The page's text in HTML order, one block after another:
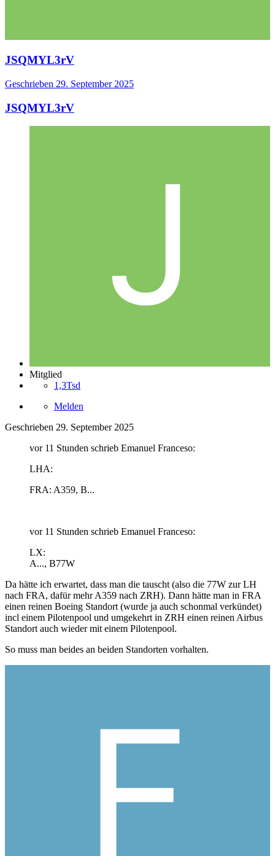
JSQMYL3rV
Geschrieben 29. September 2025
JSQMYL3rV
Mitglied
1,3Tsd
Melden
Geschrieben 29. September 2025
vor 11 Stunden schrieb Emanuel Franceso:
LHA:
FRA: A359, B...
vor 11 Stunden schrieb Emanuel Franceso:
LX:
A..., B77W
Da hätte ich erwartet, dass man die tauscht (also die 77W zur LH
nach FRA, dafür mehr A359 nach ZRH). Dann hätte man in FRA
einen reinen Boeing Standort (wurde ja auch schonmal verkündet)
incl einem Pilotenpool und umgekehrt in ZRH einen reinen Airbus
Standort auch wieder mit einem Pilotenpool.
So muss man beides an beiden Standorten vorhalten.